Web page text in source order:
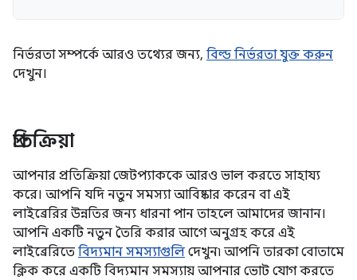
নির্ভরতা সম্পর্কে আরও তথ্যের জন্য, বিল্ড নির্ভরতা যুক্ত করুন
দেখুন।
প্রতিক্রিয়া
আপনার প্রতিক্রিয়া জেটপ্যাককে আরও ভাল করতে সাহায্য
করে। আপনি যদি নতুন সমস্যা আবিষ্কার করেন বা এই
লাইব্রেরির উন্নতির জন্য ধারনা পান তাহলে আমাদের জানান।
আপনি একটি নতুন তৈরি করার আগে অনুগ্রহ করে এই
লাইব্রেরিতে বিদ্যমান সমস্যাগুলি দেখুন৷ আপনি তারকা বোতামে
ক্লিক করে একটি বিদ্যমান সমস্যায় আপনার ভোট যোগ করতে